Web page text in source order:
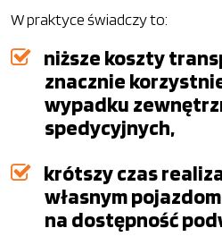
W praktyce świadczy to:
niższe koszty
znacznie
wypadku
spedycyjnych,
krótszy czas
własnym
na dostępność